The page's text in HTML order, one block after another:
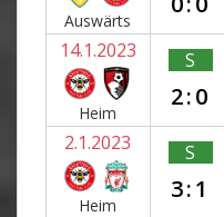
Auswärts
14.1.2023
Heim
S
2:0
2.1.2023
Heim
S
3:1